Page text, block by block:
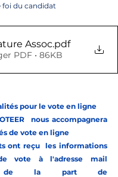
foi du candidat
Assoc.pdf
PDF • 86KB
pour le vote en ligne
nous accompagnera
de vote en ligne
ont reçu  les informations
vote à l'adresse mail
de la part de